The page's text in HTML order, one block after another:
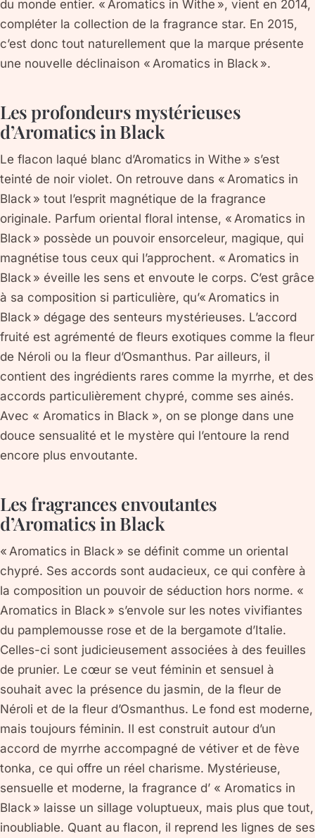
du monde entier. « Aromatics in Withe », vient en 2014,
compléter la collection de la fragrance star. En 2015,
c’est donc tout naturellement que la marque présente
une nouvelle déclinaison « Aromatics in Black ».
Les profondeurs mystérieuses
d’Aromatics in Black
Le flacon laqué blanc d’Aromatics in Withe » s’est
teinté de noir violet. On retrouve dans « Aromatics in
Black » tout l’esprit magnétique de la fragrance
originale. Parfum oriental floral intense, « Aromatics in
Black » possède un pouvoir ensorceleur, magique, qui
magnétise tous ceux qui l’approchent. « Aromatics in
Black » éveille les sens et envoute le corps. C’est grâce
à sa composition si particulière, qu’« Aromatics in
Black » dégage des senteurs mystérieuses. L’accord
fruité est agrémenté de fleurs exotiques comme la fleur
de Néroli ou la fleur d’Osmanthus. Par ailleurs, il
contient des ingrédients rares comme la myrrhe, et des
accords particulièrement chypré, comme ses ainés.
Avec « Aromatics in Black », on se plonge dans une
douce sensualité et le mystère qui l’entoure la rend
encore plus envoutante.
Les fragrances envoutantes
d’Aromatics in Black
« Aromatics in Black » se définit comme un oriental
chypré. Ses accords sont audacieux, ce qui confère à
la composition un pouvoir de séduction hors norme. «
Aromatics in Black » s’envole sur les notes vivifiantes
du pamplemousse rose et de la bergamote d’Italie.
Celles-ci sont judicieusement associées à des feuilles
de prunier. Le cœur se veut féminin et sensuel à
souhait avec la présence du jasmin, de la fleur de
Néroli et de la fleur d’Osmanthus. Le fond est moderne,
mais toujours féminin. Il est construit autour d’un
accord de myrrhe accompagné de vétiver et de fève
tonka, ce qui offre un réel charisme. Mystérieuse,
sensuelle et moderne, la fragrance d’ « Aromatics in
Black » laisse un sillage voluptueux, mais plus que tout,
inoubliable. Quant au flacon, il reprend les lignes de ses